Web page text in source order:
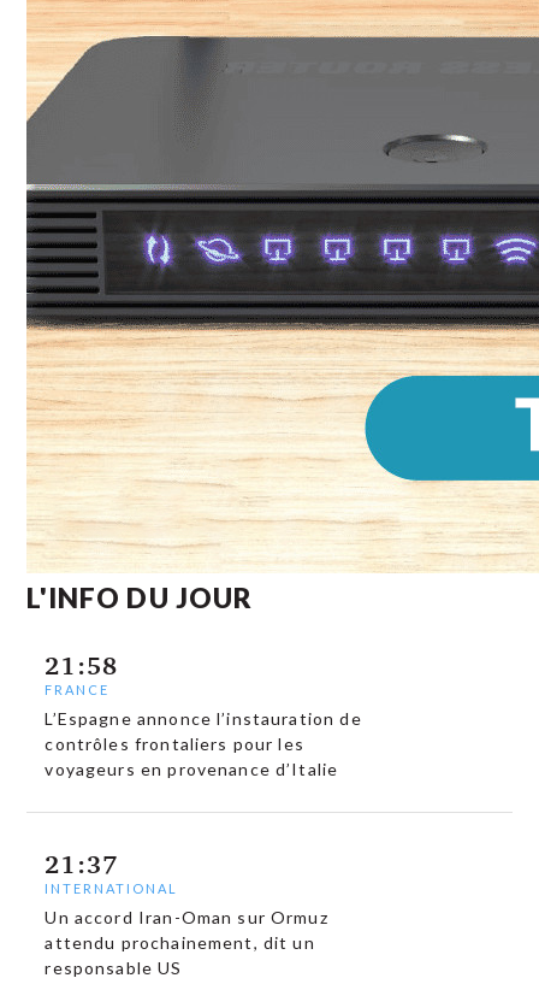
L'INFO DU JOUR
21:58
FRANCE
L’Espagne annonce l’instauration de
contrôles frontaliers pour les
voyageurs en provenance d’Italie
21:37
INTERNATIONAL
Un accord Iran-Oman sur Ormuz
attendu prochainement, dit un
responsable US